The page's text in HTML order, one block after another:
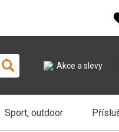
Akce a slevy
Sport, outdoor